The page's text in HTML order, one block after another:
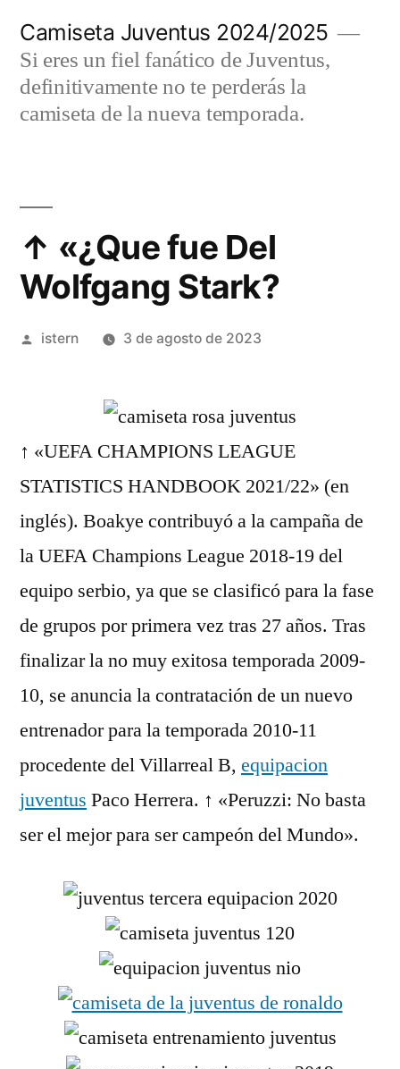
contenido
Camiseta Juventus 2024/2025
Si eres un fiel fanático de Juventus,
definitivamente no te perderás la
camiseta de la nueva temporada.
↑ «¿Que fue Del
Wolfgang Stark?
Publicado
istern 3 de agosto de 2023
↑ «UEFA CHAMPIONS LEAGUE
STATISTICS HANDBOOK 2021/22» (en
inglés). Boakye contribuyó a la campaña de
la UEFA Champions League 2018-19 del
equipo serbio, ya que se clasificó para la fase
de grupos por primera vez tras 27 años. Tras
finalizar la no muy exitosa temporada 2009-
10, se anuncia la contratación de un nuevo
entrenador para la temporada 2010-11
procedente del Villarreal B, equipacion
juventus Paco Herrera. ↑ «Peruzzi: No basta
ser el mejor para ser campeón del Mundo».